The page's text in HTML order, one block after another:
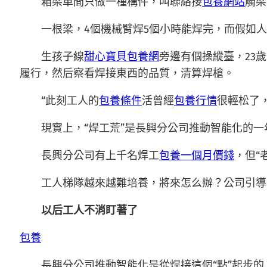
一根梁，4個機械臂焊5個小時能焊完，而假如
生孩子線甜心寶貝包養網旁邊有個操縱臺，23
履行，然后察看焊接東西的品質，清算焊槍。
“此刻工人的包養條件活曾經包養行情很輕松了
現實上，“焊工荒”是長興分公司推動智能化的
長興分公司有上千名焊工包養一個月價錢 ，但
工人梯隊越來越難培養，將來怎么辦？公司引
以后工人不消盯著了
包養